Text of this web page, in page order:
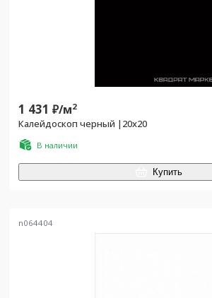
1 431 ₽/м2
Калейдоскоп черный |20x20
В наличии
Купить
n064404